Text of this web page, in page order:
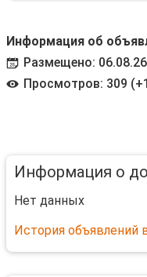
Информация об
Размещено:
Просмотров: 309
Информация о
Нет данных
История объявлений